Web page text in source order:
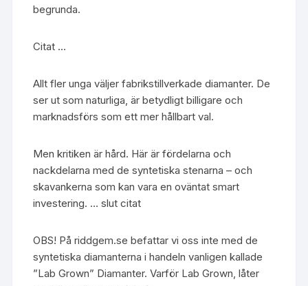
begrunda.
Citat …
Allt fler unga väljer fabrikstillverkade diamanter. De
ser ut som naturliga, är betydligt billigare och
marknadsförs som ett mer hållbart val.
Men kritiken är hård. Här är fördelarna och
nackdelarna med de syntetiska stenarna – och
skavankerna som kan vara en oväntat smart
investering. … slut citat
OBS! På riddgem.se befattar vi oss inte med de
syntetiska diamanterna i handeln vanligen kallade
”Lab Grown” Diamanter. Varför Lab Grown, låter